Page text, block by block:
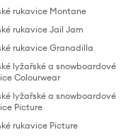
rukavice Montane
rukavice Jail Jam
rukavice Granadilla
lyžařské a snowboardové
Colourwear
lyžařské a snowboardové
Picture
rukavice Picture